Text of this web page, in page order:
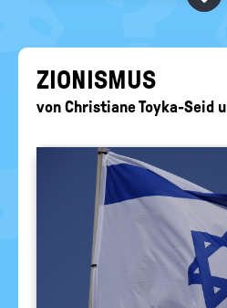
EURE
ZIO­NIS­MUS
von Christiane Toyka-Seid